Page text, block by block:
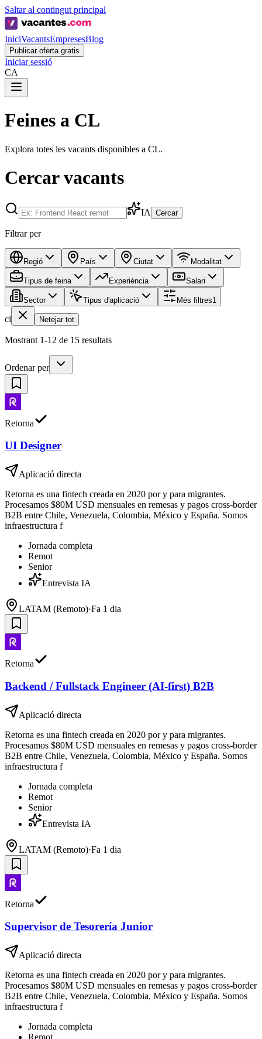
Saltar al contingut principal
IniciVacantsEmpresesBlog
Publicar oferta gratis
Iniciar sessió
CA
Feines a CL
Explora totes les vacants disponibles a CL.
Cercar vacants
IA Cercar
Filtrar per
Regió País Ciutat Modalitat
Tipus de feina Experiència Salari
Sector Tipus d'aplicació Més filtres1
cl Netejar tot
Mostrant 1-12 de 15 resultats
Ordenar per
Retorna
UI Designer
Aplicació directa
Retorna es una fintech creada en 2020 por y para migrantes.
Procesamos $80M USD mensuales en remesas y pagos cross-border
B2B entre Chile, Venezuela, Colombia, México y España. Somos
infraestructura f
Jornada completa
Remot
Senior
Entrevista IA
LATAM (Remoto)·Fa 1 dia
Retorna
Backend / Fullstack Engineer (AI-first) B2B
Aplicació directa
Retorna es una fintech creada en 2020 por y para migrantes.
Procesamos $80M USD mensuales en remesas y pagos cross-border
B2B entre Chile, Venezuela, Colombia, México y España. Somos
infraestructura f
Jornada completa
Remot
Senior
Entrevista IA
LATAM (Remoto)·Fa 1 dia
Retorna
Supervisor de Tesorería Junior
Aplicació directa
Retorna es una fintech creada en 2020 por y para migrantes.
Procesamos $80M USD mensuales en remesas y pagos cross-border
B2B entre Chile, Venezuela, Colombia, México y España. Somos
infraestructura f
Jornada completa
Remot